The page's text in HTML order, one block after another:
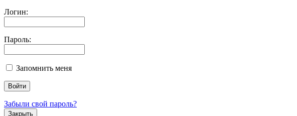
Логин:
Пароль:
Запомнить меня
Забыли свой пароль?
Закрыть